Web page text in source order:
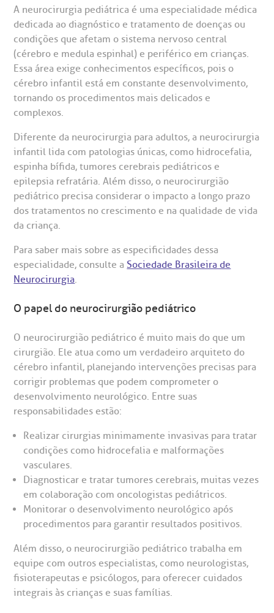
de Exames
Horário de atendimento: 2ª a 6ª feira das 7h às 18h
(11) 3505-1000
Fale Conosco
Saiba mais
Endereço:
Rua Maestro Cardim, 769
São Paulo - SP
BP Mirante
Saiba mais
Endereço:
R. Martiniano de Carvalho, 965
CEP: 01323-001 | Bela Vista
São Paulo - SP
Clínica Medicina da Mulher
Saiba mais
Financeiras
social da BP
corporativa
social
a BP
Conosco
de Benchmarking
de Bioética
Teleinterconsulta
Centro de Doenças Autoimunes
de Infarto SUS
de Visita
socorro
de cópia de prontuário médico
de orçamento particular
de veracidade de atestado
Cirurgia
frequentes
de Sangue
de órgãos
de cuidado
de Excelência em Ortopedia
especialidades
A neurocirurgia pediátrica é uma especialidade médica
dedicada ao diagnóstico e tratamento de doenças ou
condições que afetam o sistema nervoso central
(cérebro e medula espinhal) e periférico em crianças.
Essa área exige conhecimentos específicos, pois o
cérebro infantil está em constante desenvolvimento,
tornando os procedimentos mais delicados e
complexos.
Diferente da neurocirurgia para adultos, a neurocirurgia
infantil lida com patologias únicas, como hidrocefalia,
espinha bífida, tumores cerebrais pediátricos e
epilepsia refratária. Além disso, o neurocirurgião
pediátrico precisa considerar o impacto a longo prazo
dos tratamentos no crescimento e na qualidade de vida
da criança.
Para saber mais sobre as especificidades dessa
especialidade, consulte a Sociedade Brasileira de
Neurocirurgia.
O papel do neurocirurgião pediátrico
O neurocirurgião pediátrico é muito mais do que um
cirurgião. Ele atua como um verdadeiro arquiteto do
cérebro infantil, planejando intervenções precisas para
corrigir problemas que podem comprometer o
desenvolvimento neurológico. Entre suas
responsabilidades estão:
Realizar cirurgias minimamente invasivas para tratar
condições como hidrocefalia e malformações
vasculares.
Diagnosticar e tratar tumores cerebrais, muitas vezes
em colaboração com oncologistas pediátricos.
Monitorar o desenvolvimento neurológico após
procedimentos para garantir resultados positivos.
Além disso, o neurocirurgião pediátrico trabalha em
equipe com outros especialistas, como neurologistas,
fisioterapeutas e psicólogos, para oferecer cuidados
integrais às crianças e suas famílias.